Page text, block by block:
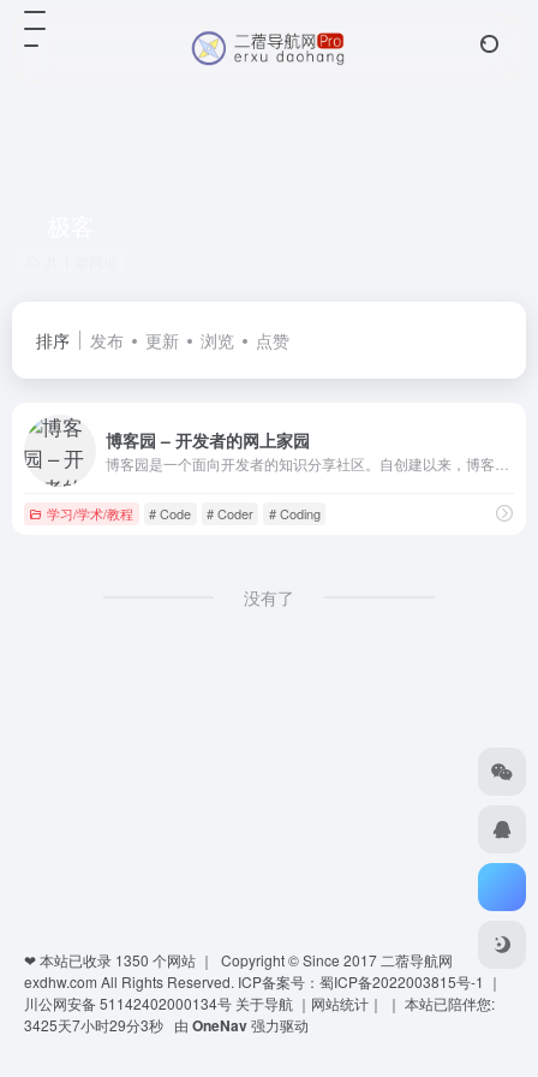
排序 发布 更新 浏览 点赞
博客园 – 开发者的网上家园
学习/学术/教程 # Code # Coder # Coding
没有了
❤ 本站已收录 1350 个网站 ｜ Copyright © Since 2017 二蓿导航网
exdhw.com All Rights Reserved. ICP备案号：蜀ICP备2022003815号-1 ｜
川公网安备 51142402000134号 关于导航 ｜ 网站统计 ｜ ｜ 本站已陪伴您:
3425天7小时29分3秒 由 OneNav强力驱动